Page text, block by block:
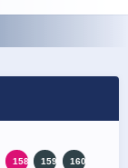
158 159 160